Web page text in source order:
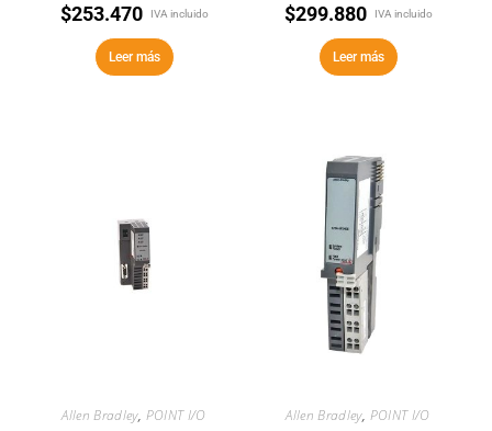
$253.470 IVA incluido
Leer más
$299.880 IVA incluido
Leer más
Allen Bradley, POINT I/O Allen Bradley, POINT I/O